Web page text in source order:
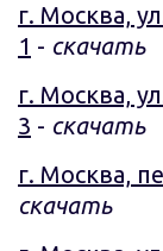
г. Москва,
1 - скачать
г. Москва,
3 - скачать
г. Москва,
скачать